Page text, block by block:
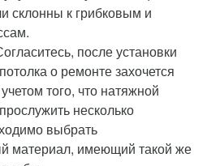
склонны к грибковым и
после установки
о ремонте захочется
того, что натяжной
несколько
выбрать
материал, имеющий такой же